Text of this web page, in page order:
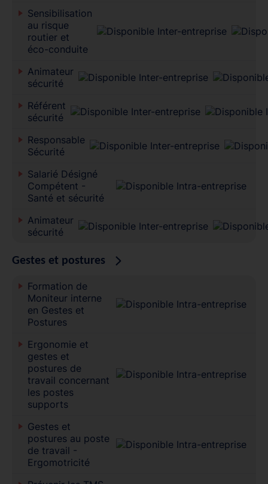
Sensibilisation
au risque
routier et
éco-conduite
Animateur
sécurité
Référent
sécurité
Responsable
Sécurité
Salarié Désigné
Compétent -
Santé et sécurité
Animateur
sécurité
Gestes et postures
Formation de
Moniteur interne
en Gestes et
Postures
Ergonomie et
gestes et
postures de
travail concernant
les postes
supports
Gestes et
postures au poste
de travail -
Ergomotricité